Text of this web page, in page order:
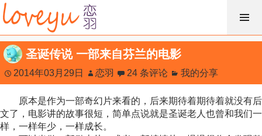
跳
过
内
容
圣诞传说 一部来自芬兰的电影
2014年03月29日 恋羽 24 条评论 我的分享
原本是作为一部奇幻片来看的，后来期待着期待着就没有后
文了，电影讲的故事很短，简单点说就是圣诞老人也曾和我们一
样，一样年少，一样成长。